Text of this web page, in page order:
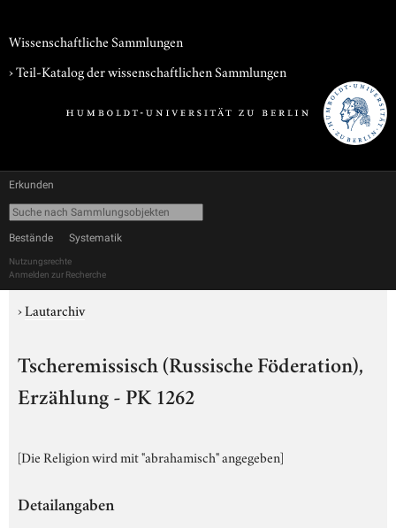
Wissenschaftliche Sammlungen
› Teil-Katalog der wissenschaftlichen Sammlungen
Erkunden
Bestände Systematik
Nutzungsrechte
Anmelden zur Recherche
›Lautarchiv
Tscheremissisch (Russische Föderation),
Erzählung - PK 1262
[Die Religion wird mit "abrahamisch" angegeben]
Detailangaben